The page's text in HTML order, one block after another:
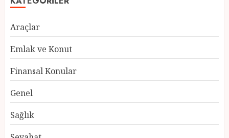
Araçlar
Emlak ve Konut
Finansal Konular
Genel
Sağlık
4
5